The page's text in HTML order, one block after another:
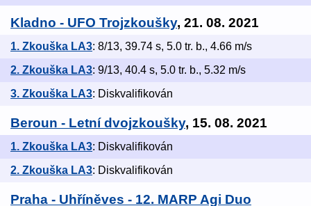
Kladno - UFO Trojzkoušky, 21. 08. 2021
1. Zkouška LA3: 8/13, 39.74 s, 5.0 tr. b., 4.66 m/s
2. Zkouška LA3: 9/13, 40.4 s, 5.0 tr. b., 5.32 m/s
3. Zkouška LA3: Diskvalifikován
Beroun - Letní dvojzkoušky, 15. 08. 2021
1. Zkouška LA3: Diskvalifikován
2. Zkouška LA3: Diskvalifikován
Praha - Uhříněves - 12. MARP Agi Duo